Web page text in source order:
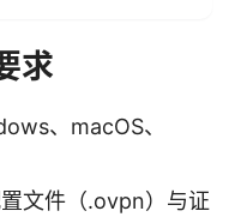
求
、macOS、
文件（.ovpn）与证